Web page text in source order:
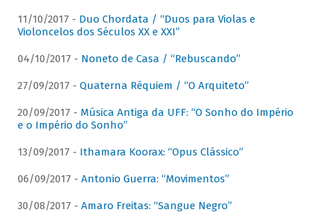
11/10/2017 - Duo Chordata / “Duos para Violas e
Violoncelos dos Séculos XX e XXI”
04/10/2017 - Noneto de Casa / “Rebuscando”
27/09/2017 - Quaterna Réquiem / “O Arquiteto”
20/09/2017 - Música Antiga da UFF: “O Sonho do Império
e o Império do Sonho”
13/09/2017 - Ithamara Koorax: “Opus Clássico”
06/09/2017 - Antonio Guerra: “Movimentos”
30/08/2017 - Amaro Freitas: “Sangue Negro”